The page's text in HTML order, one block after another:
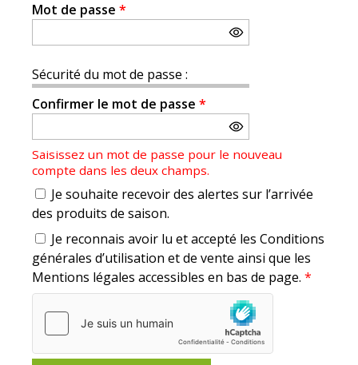
Mot de passe *
Sécurité du mot de passe :
Confirmer le mot de passe *
Saisissez un mot de passe pour le nouveau
compte dans les deux champs.
Je souhaite recevoir des alertes sur l’arrivée
des produits de saison.
Je reconnais avoir lu et accepté les Conditions
générales d’utilisation et de vente ainsi que les
Mentions légales accessibles en bas de page. *